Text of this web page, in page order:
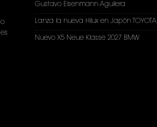
Gustavo Eisenmann Aguilera
Lanza la nueva Hilux en Japón TOYOTA
Nuevo X5 Neue Klasse 2027 BMW